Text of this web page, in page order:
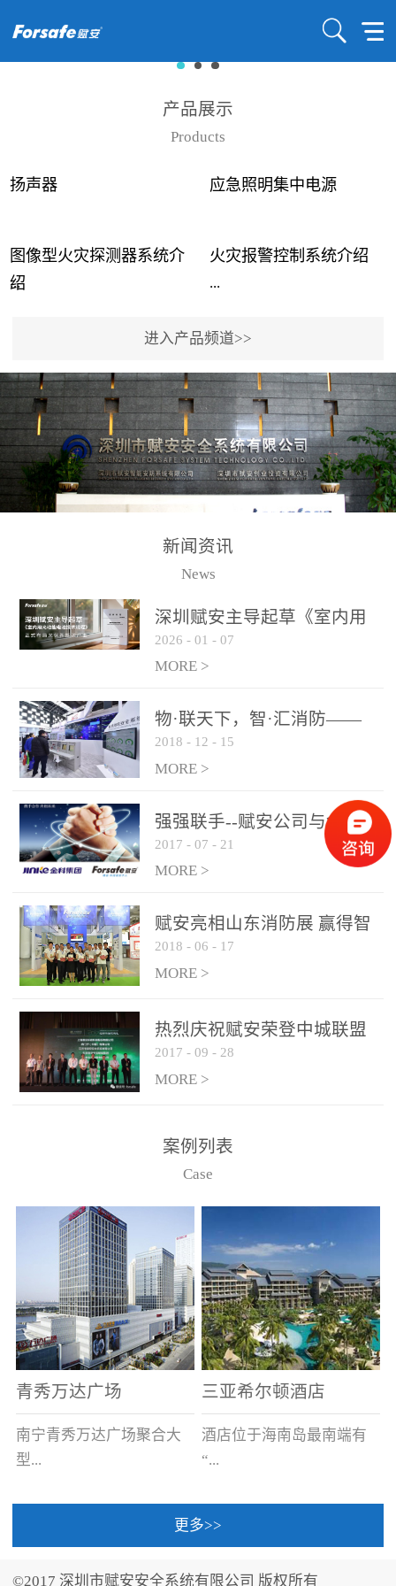
产品展示
Products
扬声器 应急照明集中电源
图像型火灾探测器系统介
绍
...
事故频发，传统的火灾探
测方法已无法满足要求。
尤其是目前众多的大型影
剧院、会议展览中心、体
育馆、大型仓库和隧道空
间等，其建筑结构特殊、
火灾隐患多。一旦发生火
传统的火灾关测器无法被
及时缺发，不能及早发现
和有效扑救火火，这不仅
力和闲难，同时也将造成
巨大的经济损失和社会影
响，基至还会造成人员伤
亡。图像型火灾探测器正
是针对这种高大空间建筑
物的消防设施、设备通过
现场图像的实时获取、预
处理和特征提取分析，实
现火焰的跟踪和识别。能
更早的进行预警，达到早
报早防的效果。 系统构
成示意图： 图像型火灾
和监控端两大部分组成。
两者之间通过以太网相
联，一台监控主机最多可
从监控主机上获取，最多
只能接6台，超过的需从现
火灾报警控制系统介绍
...
用了具有仲裁机制和冗余
校验的总线传输技术、线
路状态检测与保护技术、
后向光电感烟探测技术、
高可靠的系统抗干扰技术
等多项专利技术和专有技
警领域三十多年技术积累
和工程实践的结晶。
进入产品频道>>
新闻资讯
News
深圳赋安主导起草《室内用
光动能电池技术规程》 正式
布局光伏新能源产业
2026 - 01 - 07
MORE >
物·联天下，智·汇消防——
赋安F&S 2018上海消防展圆
满落幕
2018 - 12 - 15
MORE >
强强联手--赋安公司与金科
集团达成战略合作协议
2017 - 07 - 21
MORE >
赋安亮相山东消防展 赢得智
慧消防新荣耀
2018 - 06 - 17
MORE >
热烈庆祝赋安荣登中城联盟
联合采购战略合作平台
2017 - 09 - 28
MORE >
案例列表
Case
青秀万达广场
南宁青秀万达广场聚合大
型...
三亚希尔顿酒店
酒店位于海南岛最南端有
“...
中国的海岛天堂”之美称的
更多>>
©2017 深圳市赋安安全系统有限公司 版权所有